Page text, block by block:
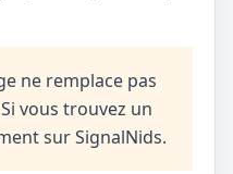
ne remplace pas
vous trouvez un
sur SignalNids.